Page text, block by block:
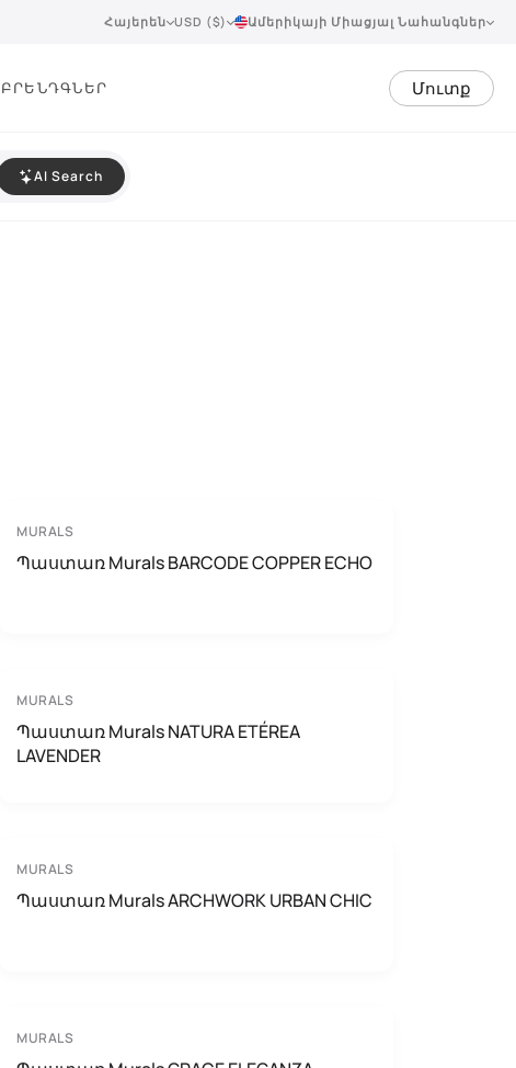
Հայերեն USD ($) Ամերիկայի Միացյալ Նահանգներ
ԲՐԵՆԴԳՆԵՐ Մուտք
AI Search
MURALS
Պաստառ Murals BARCODE COPPER ECHO
MURALS
Պաստառ Murals NATURA ETÉREA
LAVENDER
MURALS
Պաստառ Murals ARCHWORK URBAN CHIC
MURALS